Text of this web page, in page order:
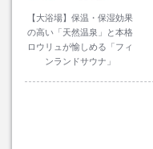
【大浴場】保温・保湿効果
の高い「天然温泉」と本格
ロウリュが愉しめる「フィ
ンランドサウナ」